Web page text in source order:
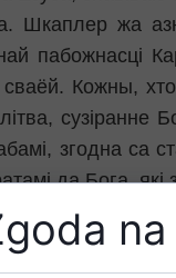
Шкаплер жа
пабожнасці
Кожны,
сузіранне
згодна са
да Бога,